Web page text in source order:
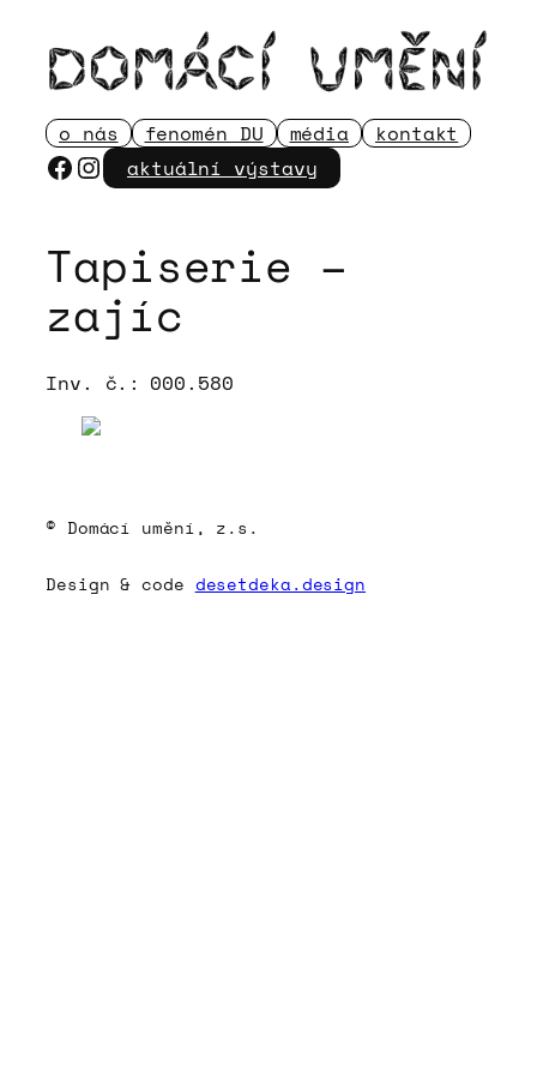
obsah
o nás fenomén DU média kontakt
Facebook
Instagram
aktuální výstavy
Tapiserie –
zajíc
Inv. č.: 000.580
© Domácí umění, z.s.
Design & code desetdeka.design